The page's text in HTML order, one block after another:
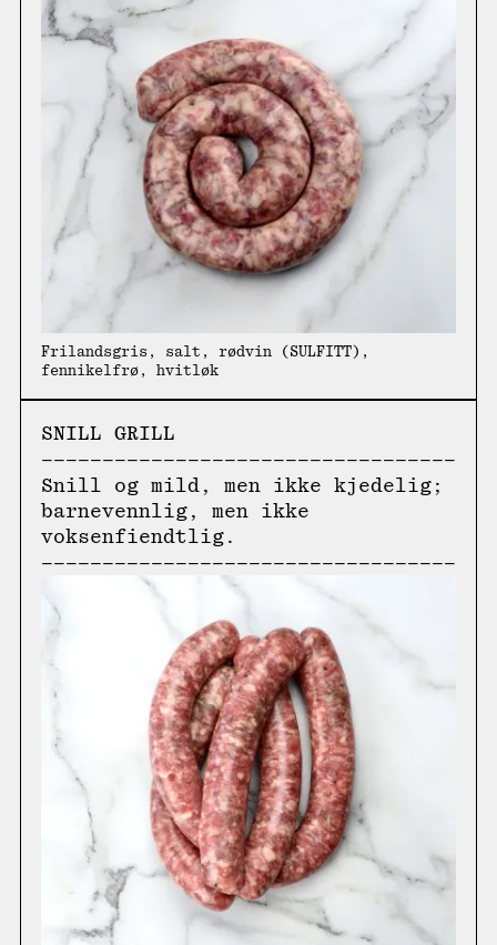
Frilandsgris, salt, rødvin (SULFITT),
fennikelfrø, hvitløk
SNILL GRILL
Snill og mild, men ikke kjedelig;
barnevennlig, men ikke
voksenfiendtlig.